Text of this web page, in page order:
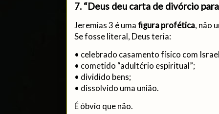
7. “Deus deu carta de divórcio
Jeremias 3 é umafigura profética, não
Se fosse literal, Deus teria:
• celebrado casamento físico com
• cometido “adultério espiritual”;
• dividido bens;
• dissolvido uma união.
É óbvio que não.